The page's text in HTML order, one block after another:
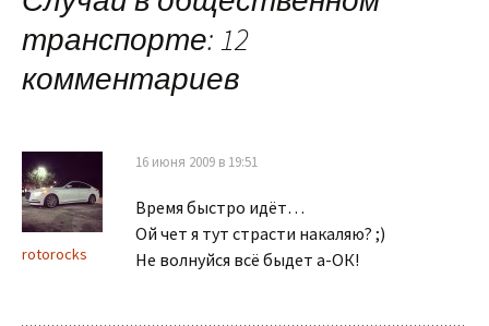
записям
транспорте: 12
комментариев
rotorocks
16 июня 2009 в 19:51
Время быстро идёт…
Ой чет я тут страсти накаляю? ;)
Не волнуйся всё быдет а-ОК!